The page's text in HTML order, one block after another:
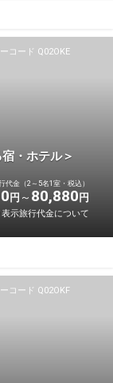
コード Q02OKE
・ホテル＞
代金（2～5名1室・税込）
円 80,880 円
表示旅行代金について
コード Q02OKF